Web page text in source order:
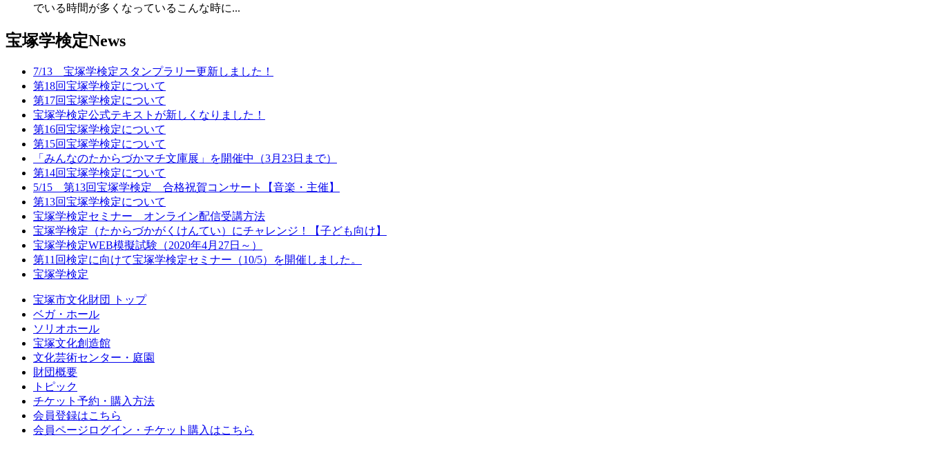
でいる時間が多くなっているこんな時に...
宝塚学検定News
7/13 宝塚学検定スタンプラリー更新しました！
第18回宝塚学検定について
第17回宝塚学検定について
宝塚学検定公式テキストが新しくなりました！
第16回宝塚学検定について
第15回宝塚学検定について
「みんなのたからづかマチ文庫展」を開催中（3月23日まで）
第14回宝塚学検定について
5/15 第13回宝塚学検定 合格祝賀コンサート【音楽・主催】
第13回宝塚学検定について
宝塚学検定セミナー オンライン配信受講方法
宝塚学検定（たからづかがくけんてい）にチャレンジ！【子ども向け】
宝塚学検定WEB模擬試験（2020年4月27日～）
第11回検定に向けて宝塚学検定セミナー（10/5）を開催しました。
宝塚学検定
宝塚市文化財団 トップ
ベガ・ホール
ソリオホール
宝塚文化創造館
文化芸術センター・庭園
財団概要
トピック
チケット予約・購入方法
会員登録はこちら
会員ページログイン・チケット購入はこちら